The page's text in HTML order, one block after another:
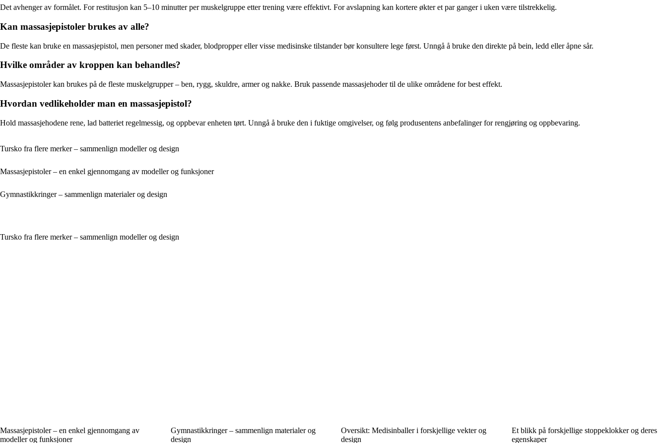
Det avhenger av formålet. For restitusjon kan 5–10 minutter per muskelgruppe etter trening være effektivt. For avslapning kan kortere økter et par ganger i uken være tilstrekkelig.
Kan massasjepistoler brukes av alle?
De fleste kan bruke en massasjepistol, men personer med skader, blodpropper eller visse medisinske tilstander bør konsultere lege først. Unngå å bruke den direkte på bein, ledd eller åpne sår.
Hvilke områder av kroppen kan behandles?
Massasjepistoler kan brukes på de fleste muskelgrupper – ben, rygg, skuldre, armer og nakke. Bruk passende massasjehoder til de ulike områdene for best effekt.
Hvordan vedlikeholder man en massasjepistol?
Hold massasjehodene rene, lad batteriet regelmessig, og oppbevar enheten tørt. Unngå å bruke den i fuktige omgivelser, og følg produsentens anbefalinger for rengjøring og oppbevaring.
Tursko fra flere merker – sammenlign modeller og design
Massasjepistoler – en enkel gjennomgang av modeller og funksjoner
Gymnastikkringer – sammenlign materialer og design
Tursko fra flere merker – sammenlign modeller og design
Massasjepistoler – en enkel gjennomgang av
modeller og funksjoner
Gymnastikkringer – sammenlign materialer og
design
Oversikt: Medisinballer i forskjellige vekter og
design
Et blikk på forskjellige stoppeklokker og deres
egenskaper